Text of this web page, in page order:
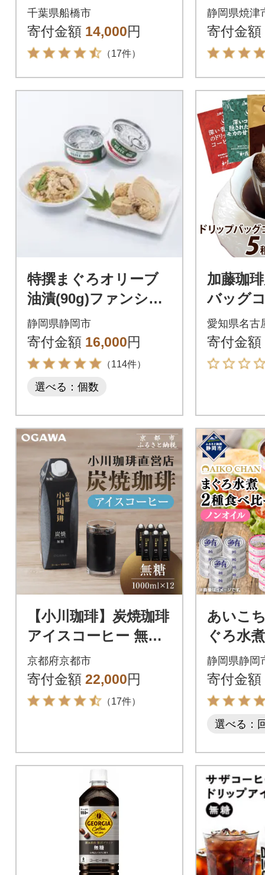
ヒー 100袋 ドリップ
バックコーヒー
千葉県船橋市
寄付金額 14,000円
（17件）
597)
静岡県焼津
寄付金額
特撰まぐろオリーブ
油漬(90g)ファンシ
ー・フレーク詰合せ1
2缶セット
静岡県静岡市
寄付金額 16,000円
（114件）
選べる：個数
加藤珈
バッグ
味が楽
00杯分
愛知県名古
寄付金額
【小川珈琲】炭焼珈琲
アイスコーヒー 無糖
1000ml 12本 |京都 珈
琲ブランド 有名店 人
気
京都府京都市
寄付金額 22,000円
（17件）
あいこ
ぐろ水
ちゃん
合計24缶
静岡県静岡
寄付金額
選べる：